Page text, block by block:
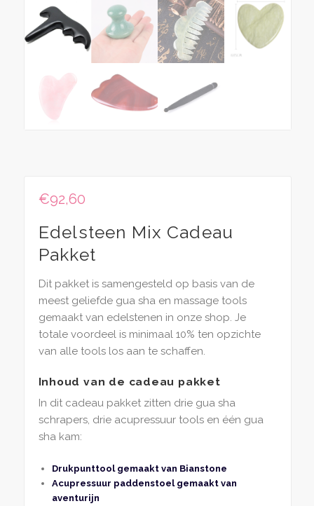
€92,60
Edelsteen Mix Cadeau
Pakket
Dit pakket is samengesteld op basis van de
meest geliefde gua sha en massage tools
gemaakt van edelstenen in onze shop. Je
totale voordeel is minimaal 10% ten opzichte
van alle tools los aan te schaffen.
Inhoud van de cadeau pakket
In dit cadeau pakket zitten drie gua sha
schrapers, drie acupressuur tools en één gua
sha kam:
Drukpunttool gemaakt van Bianstone
Acupressuur paddenstoel gemaakt van
aventurijn